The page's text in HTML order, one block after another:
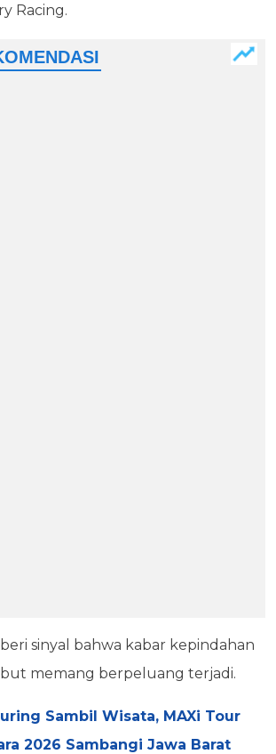
Racing.
sinyal bahwa kabar kepindahan
memang berpeluang terjadi.
Sambil Wisata, MAXi Tour
2026 Sambangi Jawa Barat